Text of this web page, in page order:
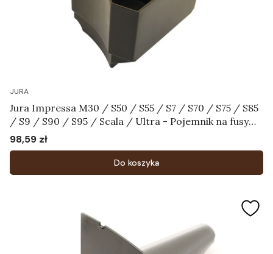
JURA
Jura Impressa M30 / S50 / S55 / S7 / S70 / S75 / S85
/ S9 / S90 / S95 / Scala / Ultra - Pojemnik na fusy
Art.60366
Cena
98,59 zł
Do koszyka